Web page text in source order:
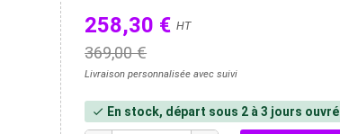
258,30 € HT
369,00 €
Livraison personnalisée avec suivi
check En stock, départ sous 2 à 3 jours